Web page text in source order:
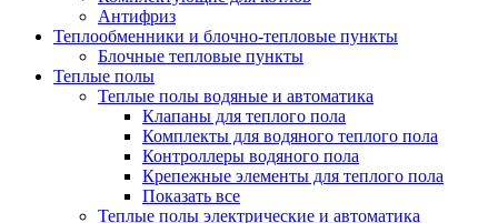
Антифриз
Теплообменники и блочно-тепловые пункты
Блочные тепловые пункты
Теплые полы
Теплые полы водяные и автоматика
Клапаны для теплого пола
Комплекты для водяного теплого пола
Контроллеры водяного пола
Крепежные элементы для теплого пола
Показать все
Теплые полы электрические и автоматика